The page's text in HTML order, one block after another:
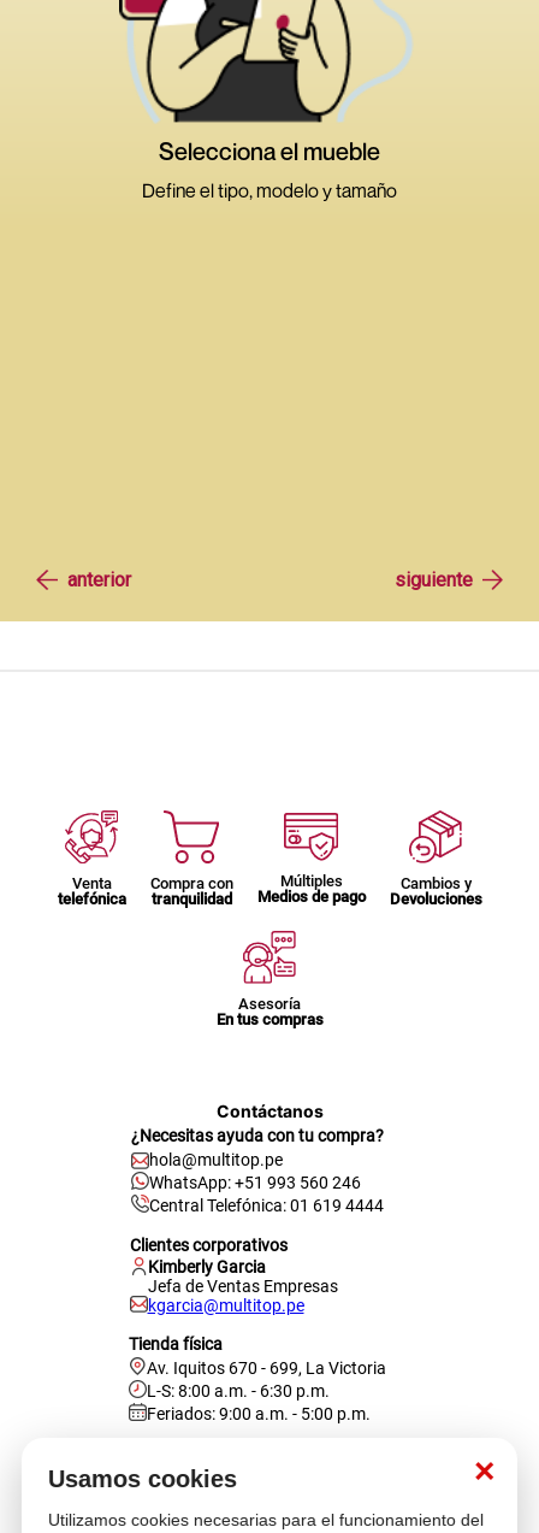
×
Usamos cookies
Utilizamos cookies necesarias para el funcionamiento del
Venta
telefónica
Compra con
tranquilidad
Múltiples
Medios de pago
Cambios y
Devoluciones
Asesoría
En tus compras
Contáctanos
¿Necesitas ayuda con tu compra?
hola@multitop.pe
WhatsApp: +51 993 560 246
Central Telefónica: 01 619 4444
Clientes corporativos
Kimberly Garcia
Jefa de Ventas Empresas
kgarcia@multitop.pe
Tienda física
Av. Iquitos 670 - 699, La Victoria
L-S: 8:00 a.m. - 6:30 p.m.
Feriados: 9:00 a.m. - 5:00 p.m.